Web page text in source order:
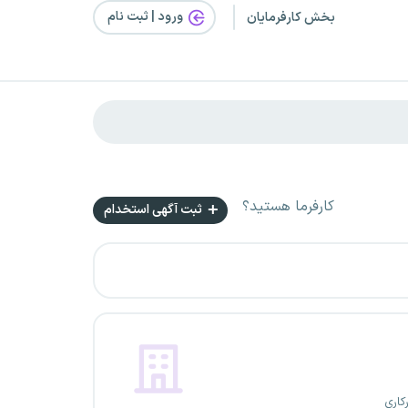
بخش کارفرمایان ورود | ثبت‌ نام
کارفرما هستید؟ ثبت آگهی استخدام